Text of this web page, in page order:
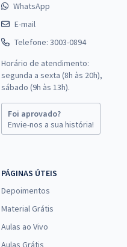
WhatsApp
E-mail
Telefone: 3003-0894
Horário de atendimento:
segunda a sexta (8h às 20h),
sábado (9h às 13h).
Foi aprovado?
Envie-nos a sua história!
PÁGINAS ÚTEIS
Depoimentos
Material Grátis
Aulas ao Vivo
Aulas Grátis